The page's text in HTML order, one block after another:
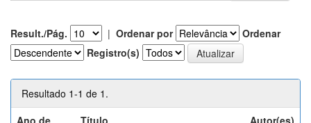
Result./Pág. | Ordenar por
Ordenar
Registro(s)
Resultado 1-1 de 1.
Ano de
Título Autor(es)